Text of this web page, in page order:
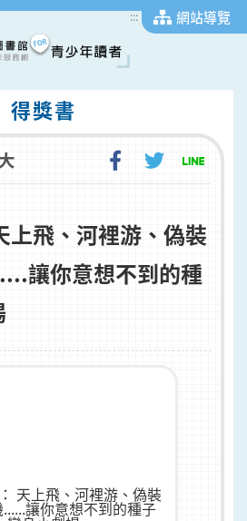
::: 網站導覽
得獎書
上飛、河裡游、偽裝
讓你意想不到的種